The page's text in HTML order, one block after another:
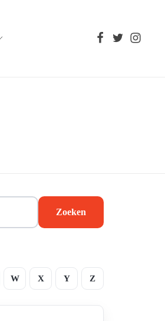
Zoeken
W X Y Z